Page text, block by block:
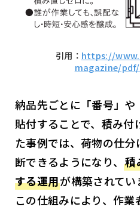
引用： https://
magazine/
納品先ごとに「番号」
貼付することで、積み付
た事例では、荷物の仕
断できるようになり、積
する運用が構築されてい
この仕組みにより、作業